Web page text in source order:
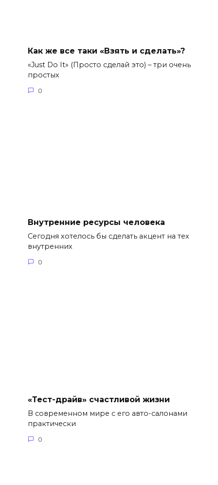
Как же все таки «Взять и сделать»?
«Just Do It» (Просто сделай это) – три очень
простых
0
Внутренние ресурсы человека
Сегодня хотелось бы сделать акцент на тех
внутренних
0
«Тест-драйв» счастливой жизни
В современном мире с его авто-салонами
практически
0